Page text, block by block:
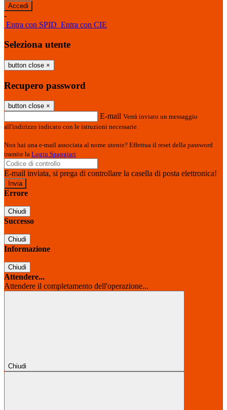
-
Entra con SPID Entra con CIE
Seleziona utente
button close ×
Recupero password
button close ×
E-mail Verrà inviato un messaggio
all'indirizzo indicato con le istruzioni necessarie.
Non hai una e-mail associata al nome utente? Effettua il reset della password
tramite la Login Spaggiari
E-mail inviata, si prega di controllare la casella di posta elettronica!
Errore
Chiudi
Successo
Chiudi
Informazione
Chiudi
Attendere...
Attendere il completamento dell'operazione...
Chiudi